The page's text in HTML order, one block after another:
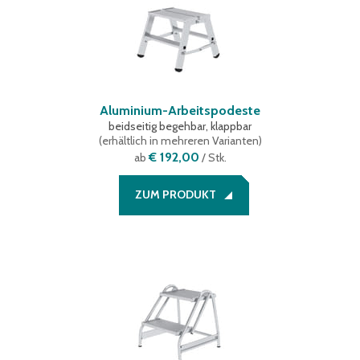
Aluminium-Arbeitspodeste
beidseitig begehbar, klappbar
(erhältlich in mehreren Varianten)
ab€ 192,00 / Stk.
ZUM PRODUKT